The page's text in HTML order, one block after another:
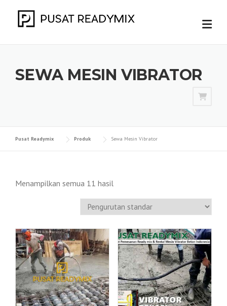
SEWA MESIN VIBRATOR
Pusat Readymix Produk Sewa Mesin Vibrator
Menampilkan semua 11 hasil